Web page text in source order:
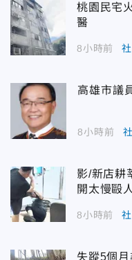
桃園民宅
醫
8小時前
高雄市議
8小時前
影/新店耕
開太慢毆
8小時前
失蹤5個